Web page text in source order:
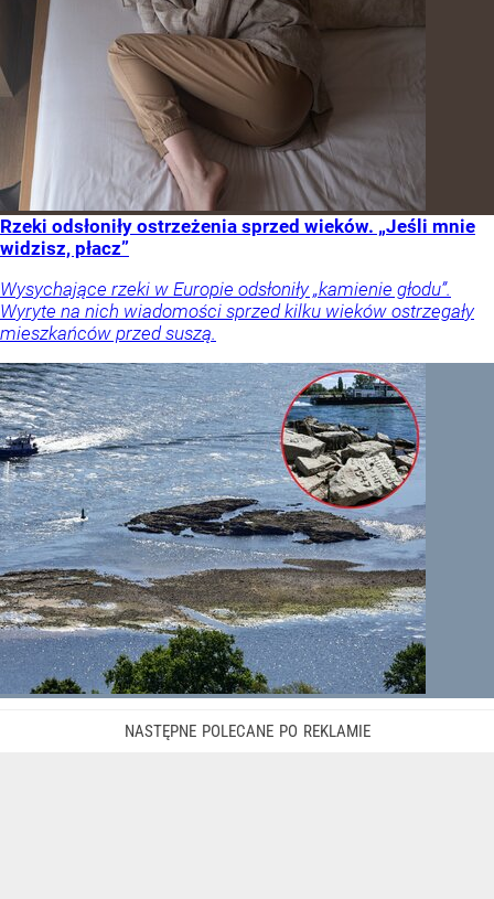
Rzeki odsłoniły ostrzeżenia sprzed wieków. „Jeśli mnie
widzisz, płacz”
Wysychające rzeki w Europie odsłoniły „kamienie głodu”.
Wyryte na nich wiadomości sprzed kilku wieków ostrzegały
mieszkańców przed suszą.